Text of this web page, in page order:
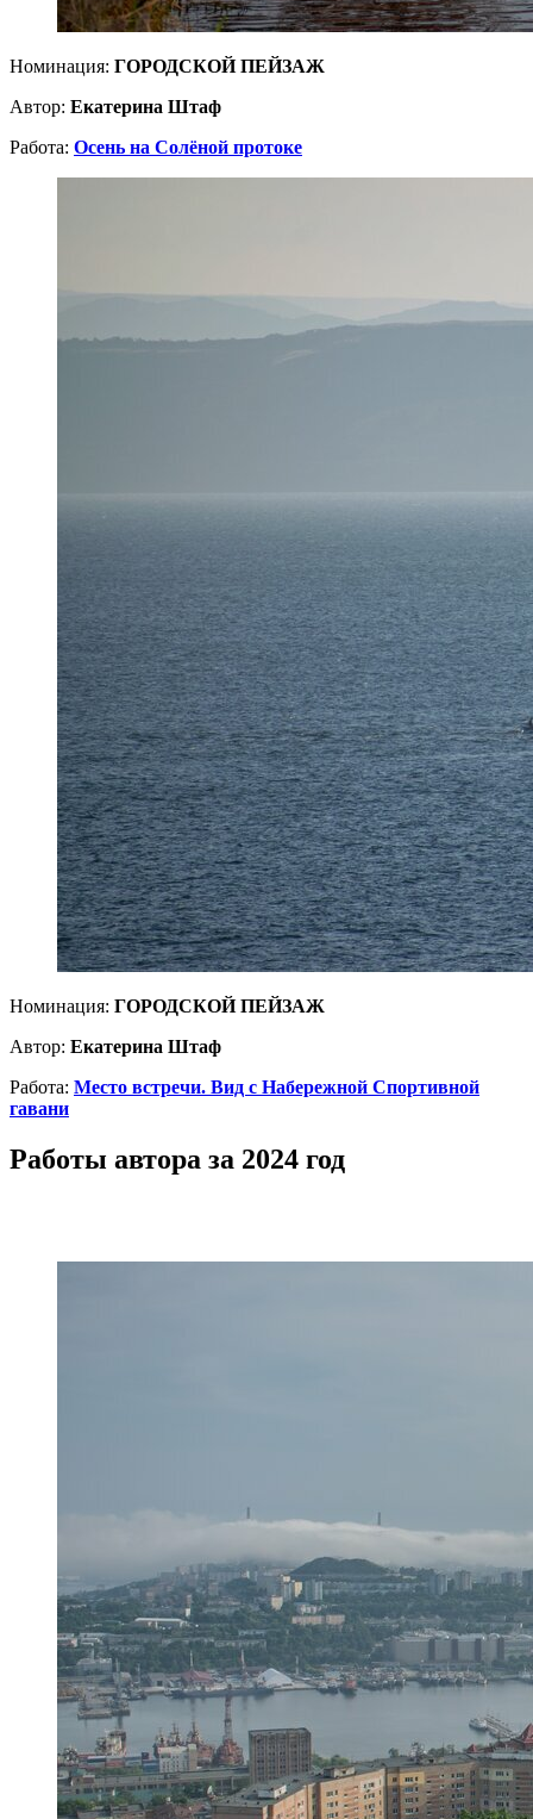
Номинация: ГОРОДСКОЙ ПЕЙЗАЖ
Автор: Екатерина Штаф
Работа: Осень на Солёной протоке
Номинация: ГОРОДСКОЙ ПЕЙЗАЖ
Автор: Екатерина Штаф
Работа: Место встречи. Вид с Набережной Спортивной
гавани
Работы автора за 2024 год